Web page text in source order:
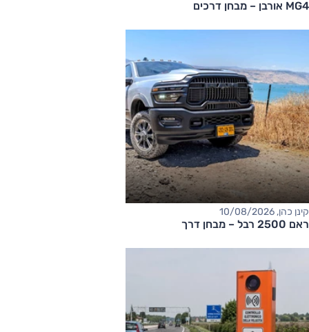
MG4 אורבן – מבחן דרכים
קינן כהן, 10/08/2026
ראם 2500 רבל – מבחן דרך